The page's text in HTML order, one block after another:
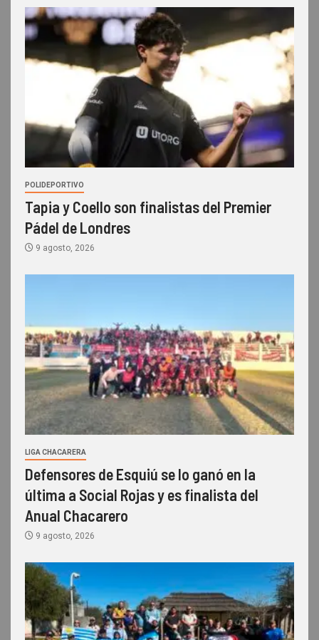
POLIDEPORTIVO
Tapia y Coello son finalistas del Premier
Pádel de Londres
9 agosto, 2026
LIGA CHACARERA
Defensores de Esquiú se lo ganó en la
última a Social Rojas y es finalista del
Anual Chacarero
9 agosto, 2026